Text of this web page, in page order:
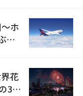
ホ
り
花
3カ